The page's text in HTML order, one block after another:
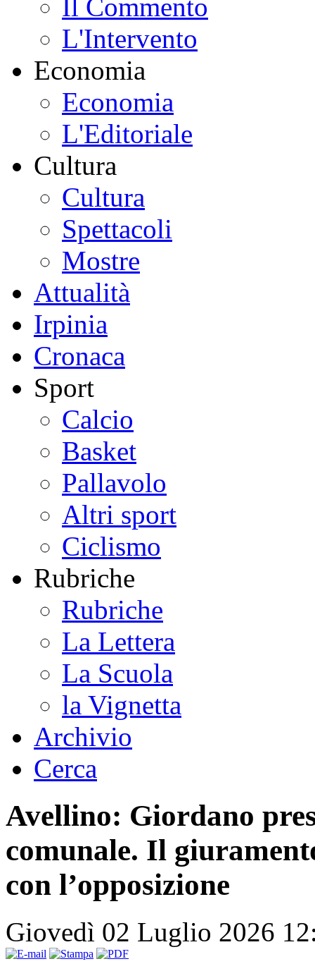
Il Commento
L'Intervento
Economia
Economia
L'Editoriale
Cultura
Cultura
Spettacoli
Mostre
Attualità
Irpinia
Cronaca
Sport
Calcio
Basket
Pallavolo
Altri sport
Ciclismo
Rubriche
Rubriche
La Lettera
La Scuola
la Vignetta
Archivio
Cerca
Avellino: Giordano
comunale. Il
con l’opposizione
Giovedì 02 Luglio 2026